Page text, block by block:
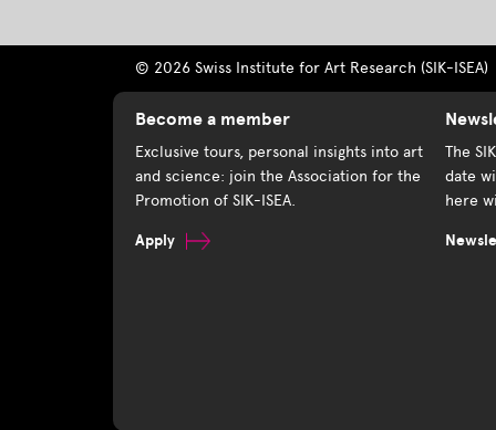
© 2026 Swiss Institute for Art Research (SIK-ISEA)
Become a member
Exclusive tours, personal insights into art
and science: join the Association for the
Promotion of SIK-ISEA.
Apply
The
date
here